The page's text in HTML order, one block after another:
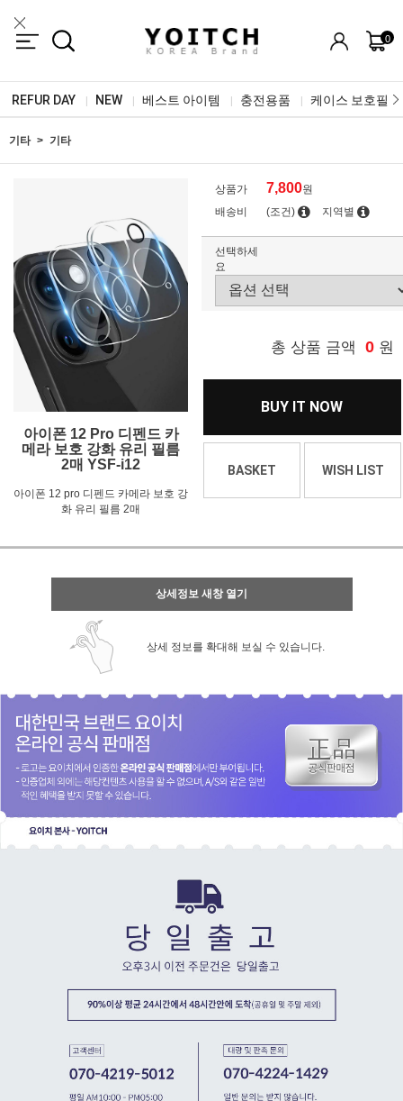
0
REFUR DAY NEW 베스트 아이템 충전용품 케이스 보호필름
기타 기타
아이폰 12 Pro 디펜드 카
메라 보호 강화 유리 필름
2매 YSF-i12
아이폰 12 pro 디펜드 카메라 보호 강
화 유리 필름 2매
상품가 7,800원
배송비
(조건) 지역별
선택하세
요
총 상품 금액 0 원
BUY IT NOW
BASKET WISH LIST
상세정보 새창 열기
상세 정보를 확대해 보실 수 있습니다.